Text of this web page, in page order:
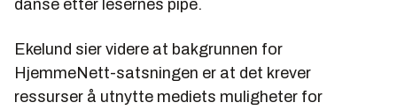
danse etter lesernes pipe.
Ekelund sier videre at bakgrunnen for
HjemmeNett-satsningen er at det krever
ressurser å utnytte mediets muligheter for